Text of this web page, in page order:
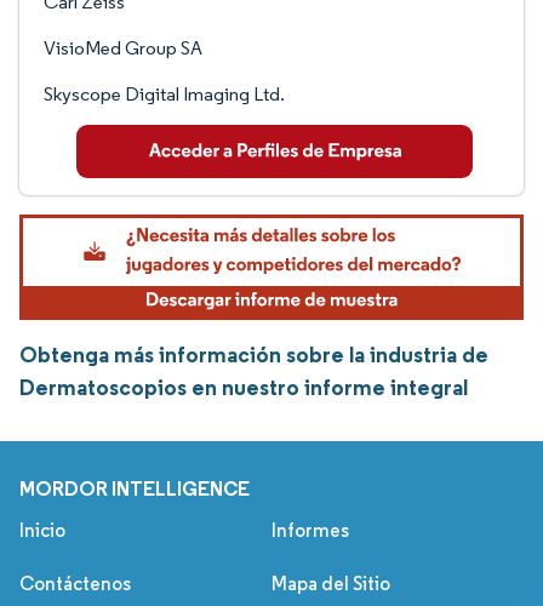
VisioMed Group SA
Skyscope Digital Imaging Ltd.
Obtenga más información sobre la industria de
Dermatoscopios en nuestro informe integral
MORDOR INTELLIGENCE
Inicio Informes
Contáctenos Mapa del Sitio